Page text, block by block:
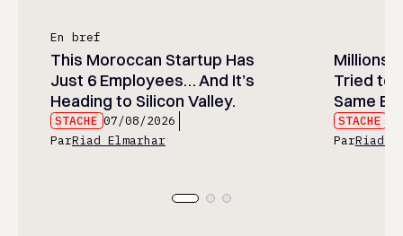
En bref
This Moroccan Startup Has
Just 6 Employees… And It’s
Heading to Silicon Valley.
STACHE 07/08/2026
ParRiad Elmarhar
Millions
Tried to
Same
STACHE
ParRiad